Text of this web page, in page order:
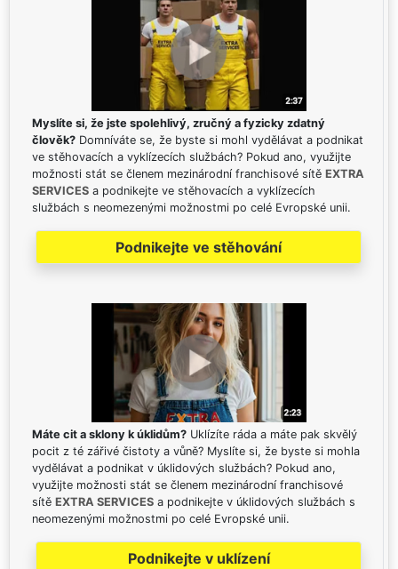
Myslíte si, že jste spolehlivý, zručný a fyzicky zdatný
člověk? Domníváte se, že byste si mohl vydělávat a podnikat
ve stěhovacích a vyklízecích službách? Pokud ano, využijte
možnosti stát se členem mezinárodní franchisové sítě EXTRA
SERVICES a podnikejte ve stěhovacích a vyklízecích
službách s neomezenými možnostmi po celé Evropské unii.
Podnikejte ve stěhování
Máte cit a sklony k úklidům? Uklízíte ráda a máte pak skvělý
pocit z té zářivé čistoty a vůně? Myslíte si, že byste si mohla
vydělávat a podnikat v úklidových službách? Pokud ano,
využijte možnosti stát se členem mezinárodní franchisové
sítě EXTRA SERVICES a podnikejte v úklidových službách s
neomezenými možnostmi po celé Evropské unii.
Podnikejte v uklízení